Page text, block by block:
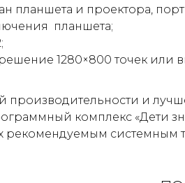
планшета и проектора,
планшета;
1280×800 точек или
производительности и
комплекс «Дети
рекомендуемым системным